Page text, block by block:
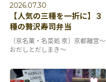
2026.07.30
【人気の三種を一折に】３
種の贅沢寿司弁当
〔京名菓・名菜処 亰〕京都離宮～
おだしとだしまき～